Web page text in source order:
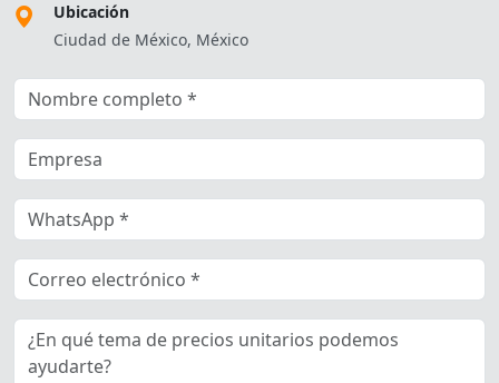
Ubicación
Ciudad de México, México